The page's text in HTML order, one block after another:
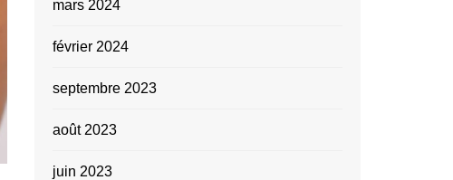
mars 2024
février 2024
septembre 2023
août 2023
juin 2023